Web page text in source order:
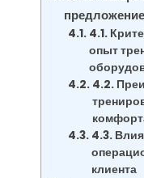
4.1.
опыт
4.2.
4.3.
клиента